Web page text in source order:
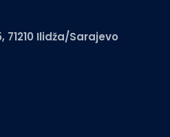
71210 Ilidža/Sarajevo